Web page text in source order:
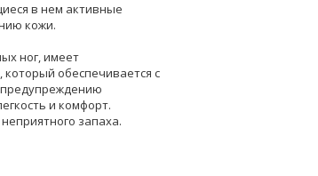
в нем активные
кожи.
ног, имеет
обеспечивается с
и комфорт.
запаха.